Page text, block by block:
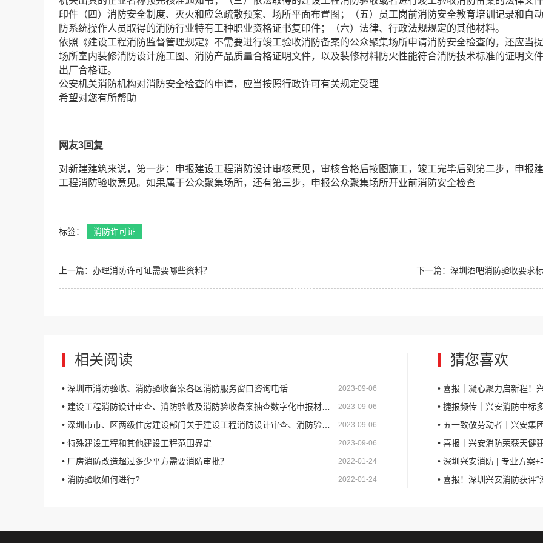
印件（四）消防安全制度、灭火和应急疏散预案、场所平面布置图；（五）员工岗前消防安全教育培训记录和自
防系统操作人员取得的消防行业特有工种职业资格证书复印件；（六）法律、行政法规规定的其他材料。
依照《建设工程消防监督管理规定》不需要进行竣工验收消防备案的公众聚集场所申请消防安全检查的，还应当
场所室内装修消防设计施工图、消防产品质量合格证明文件，以及装修材料防火性能符合消防技术标准的证明文件
出厂合格证。
公安机关消防机构对消防安全检查的申请，应当按照行政许可有关规定受理
希望对您有所帮助
网友3回复
对新建建筑来说，第一步：申报建设工程消防设计审核意见，审核合格后按图施工，竣工完毕后到第二步，申报
工程消防验收意见。如果属于公众聚集场所，还有第三步，申报公众聚集场所开业前消防安全检查
标签： 消防许可证
上一篇：办理消防许可证需要哪些资料？... 下一篇：深圳酒吧消防验收要求标
相关阅读
2023-09-06
• 深圳市消防验收、消防验收备案各区消防服务窗口咨询电话
2023-09-06
• 建设工程消防设计审查、消防验收及消防验收备案抽查数字化申报材料线上准备流程
2023-09-06
• 深圳市市、区两级住房建设部门关于建设工程消防设计审查、消防验收及消防验收备案抽查的业务分工范围
2023-09-06
• 特殊建设工程和其他建设工程范围界定
2022-01-24
• 厂房消防改造超过多少平方需要消防审批？
2022-01-24
• 消防验收如何进行?
猜您喜欢
• 喜报｜凝心聚力启新程！兴安
• 捷报频传｜兴安消防中标
• 五一致敬劳动者｜兴安集团
• 喜报｜兴安消防荣获天健
• 深圳兴安消防 | 专业方案
• 喜报！深圳兴安消防获评